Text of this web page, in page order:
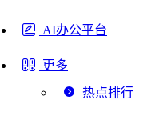
AI办公平台
更多
热点排行